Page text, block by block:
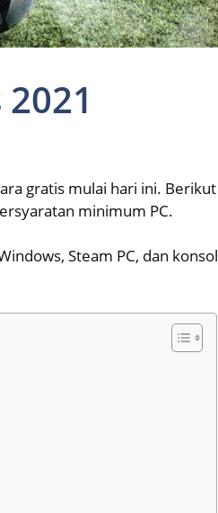
gratis mulai hari ini. Berikut
minimum PC.
Steam PC, dan konsol